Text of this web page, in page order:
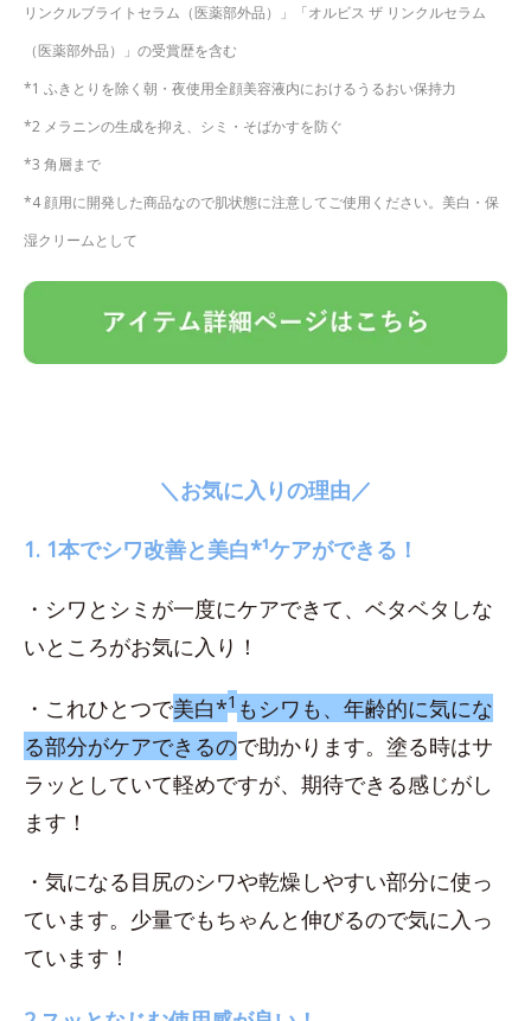
リンクルブライトセラム（医薬部外品）」「オルビス ザ リンクルセラム
（医薬部外品）」の受賞歴を含む
*1 ふきとりを除く朝・夜使用全顔美容液内におけるうるおい保持力
*2 メラニンの生成を抑え、シミ・そばかすを防ぐ
*3 角層まで
*4 顔用に開発した商品なので肌状態に注意してご使用ください。美白・保
湿クリームとして
＼お気に入りの理由／
1. 1本でシワ改善と美白*¹ケアができる！
・シワとシミが一度にケアできて、ベタベタしな
いところがお気に入り！
・これひとつで美白*1 もシワも、年齢的に気にな
る部分がケアできるので助かります。塗る時はサ
ラッとしていて軽めですが、期待できる感じがし
ます！
・気になる目尻のシワや乾燥しやすい部分に使っ
ています。少量でもちゃんと伸びるので気に入っ
ています！